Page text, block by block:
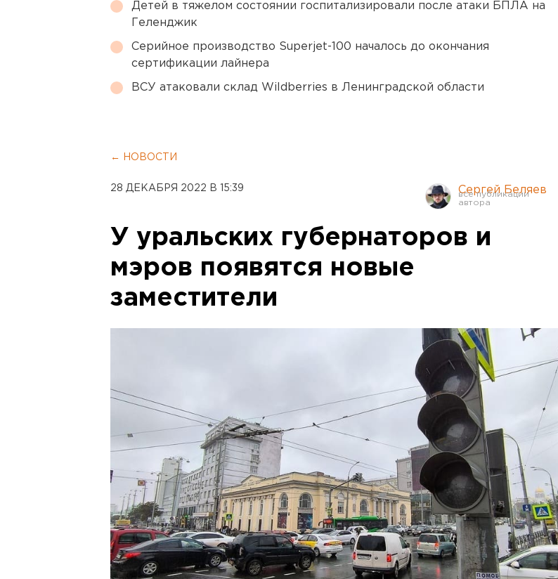
Детей в тяжелом состоянии госпитализировали после атаки БПЛА на
Геленджик
Серийное производство Superjet-100 началось до окончания
сертификации лайнера
ВСУ атаковали склад Wildberries в Ленинградской области
← НОВОСТИ
28 ДЕКАБРЯ 2022 В 15:39 Сергей Беляев
У уральских губернаторов и
мэров появятся новые
заместители